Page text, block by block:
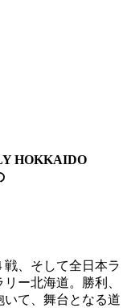
HOKKAIDO
、そして全日本ラ
ー北海道。勝利、
て、舞台となる道